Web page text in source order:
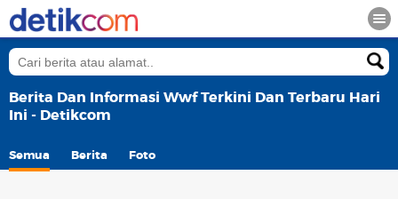
Berita Dan Informasi Wwf Terkini Dan Terbaru Hari
Ini - Detikcom
Semua Berita Foto